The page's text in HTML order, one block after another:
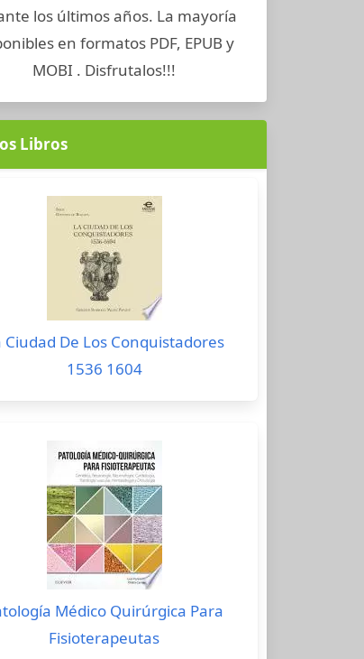
los últimos años. La mayoría
en formatos PDF, EPUB y
MOBI . Disfrutalos!!!
Libros
Ciudad De Los Conquistadores
1536 1604
Médico Quirúrgica Para
Fisioterapeutas